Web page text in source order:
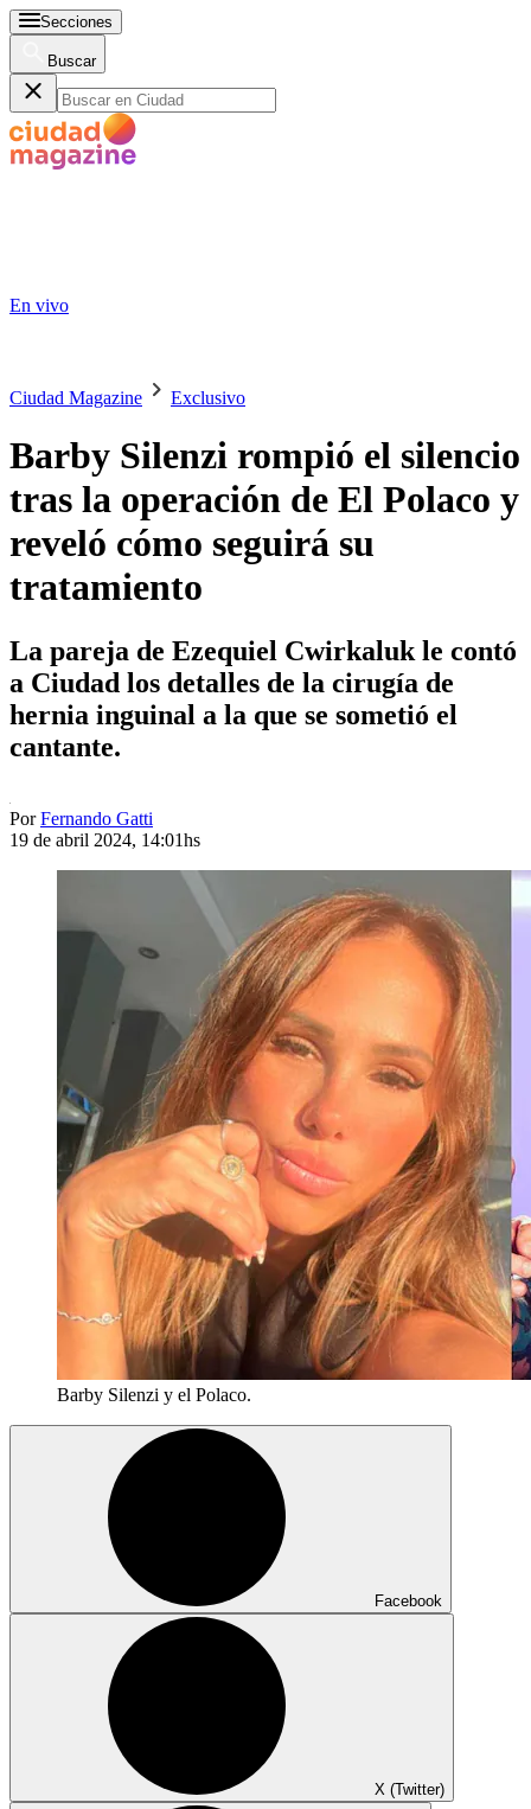
Secciones
Buscar
En vivo
Ciudad Magazine Exclusivo
Barby Silenzi rompió el silencio
tras la operación de El Polaco y
reveló cómo seguirá su
tratamiento
La pareja de Ezequiel Cwirkaluk le contó
a Ciudad los detalles de la cirugía de
hernia inguinal a la que se sometió el
cantante.
PorFernando Gatti
19 de abril 2024, 14:01hs
Barby Silenzi y el Polaco.
Facebook
X (Twitter)